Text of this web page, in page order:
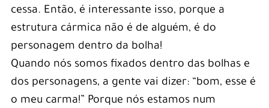
cessa. Então, é interessante isso, porque a
estrutura cármica não é de alguém, é do
personagem dentro da bolha!
Quando nós somos fixados dentro das bolhas e
dos personagens, a gente vai dizer: “bom, esse é
o meu carma!” Porque nós estamos num